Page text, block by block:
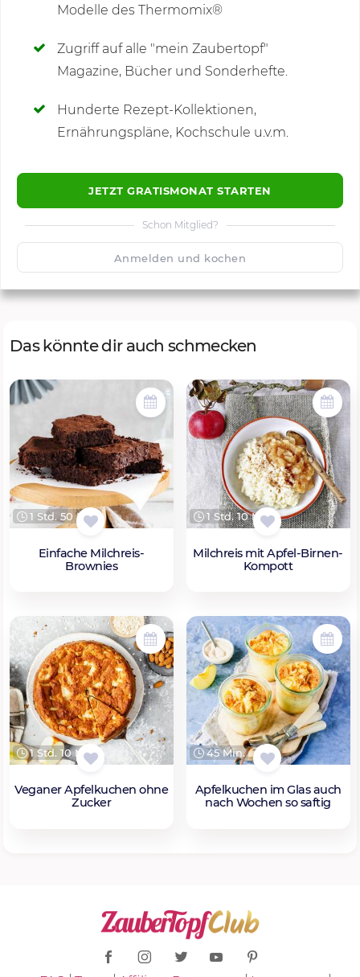
Modelle des Thermomix®
Zugriff auf alle "mein Zaubertopf"
Magazine, Bücher und Sonderhefte.
Hunderte Rezept-Kollektionen,
Ernährungspläne, Kochschule u.v.m.
JETZT GRATISMONAT STARTEN
Schon Mitglied?
Anmelden und kochen
Kommentare
🙂 Speichern
Das könnte dir auch schmecken
1 Std. 50 Min.
Einfache Milchreis-
Brownies
1 Std. 10 Min.
Milchreis mit Apfel-Birnen-
Kompott
1 Std. 10 Min.
Veganer Apfelkuchen ohne
Zucker
45 Min.
Apfelkuchen im Glas auch
nach Wochen so saftig